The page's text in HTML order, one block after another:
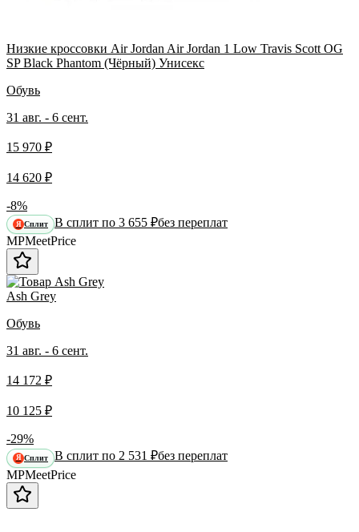
Низкие кроссовки Air Jordan Air Jordan 1 Low Travis Scott OG
SP Black Phantom (Чёрный) Унисекс
Обувь
31 авг. - 6 сент.
15 970 ₽
14 620 ₽
-8%
Я Сплит В сплит по 3 655 ₽без переплат
MPMeetPrice
Ash Grey
Обувь
31 авг. - 6 сент.
14 172 ₽
10 125 ₽
-29%
Я Сплит В сплит по 2 531 ₽без переплат
MPMeetPrice